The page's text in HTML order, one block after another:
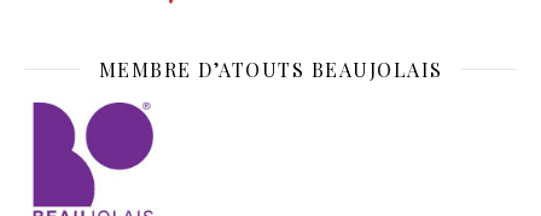
MEMBRE D’ATOUTS BEAUJOLAIS